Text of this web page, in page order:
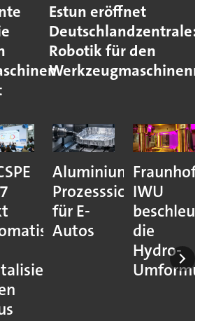
Estun eröffnet
Deutschlandzentrale:
Robotik für den
Prozesssicher
für E-
Autos
IWU
die
Hydro-